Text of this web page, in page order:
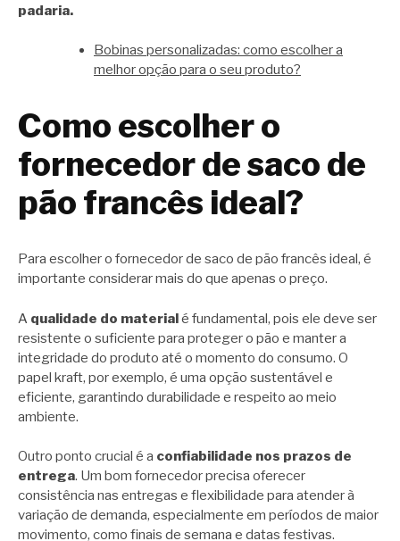
padaria.
Bobinas personalizadas: como escolher a
melhor opção para o seu produto?
Como escolher o
fornecedor de saco de
pão francês ideal?
Para escolher o fornecedor de saco de pão francês ideal, é
importante considerar mais do que apenas o preço.
A qualidade do materialé fundamental, pois ele deve ser
resistente o suficiente para proteger o pão e manter a
integridade do produto até o momento do consumo. O
papel kraft, por exemplo, é uma opção sustentável e
eficiente, garantindo durabilidade e respeito ao meio
ambiente.
Outro ponto crucial é a confiabilidade nos prazos de
entrega. Um bom fornecedor precisa oferecer
consistência nas entregas e flexibilidade para atender à
variação de demanda, especialmente em períodos de maior
movimento, como finais de semana e datas festivas.